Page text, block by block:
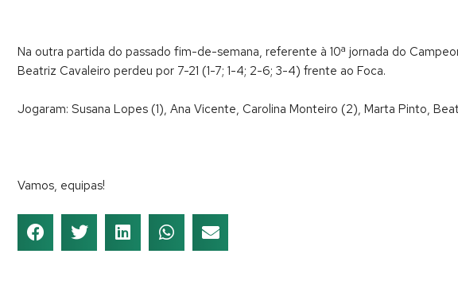
Na outra partida do passado fim-de-semana, referente à 10ª jornada do
Beatriz Cavaleiro perdeu por 7-21 (1-7; 1-4; 2-6; 3-4) frente ao Foca.
Jogaram: Susana Lopes (1), Ana Vicente, Carolina Monteiro (2), Marta Pinto,
Vamos, equipas!